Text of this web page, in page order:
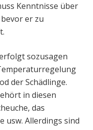
Kenntnisse über
er zu
sozusagen
der Schädlinge.
in diesen
das
usw. Allerdings sind